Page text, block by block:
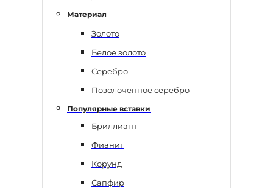
Материал
Золото
Белое золото
Серебро
Позолоченное серебро
Популярные вставки
Бриллиант
Фианит
Корунд
Сапфир